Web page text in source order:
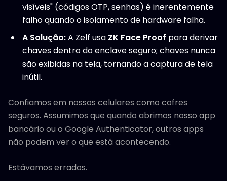
visíveis" (códigos OTP, senhas) é inerentemente
falho quando o isolamento de hardware falha.
A Solução:A Zelf usa ZK Face Proof para derivar
chaves dentro do enclave seguro; chaves nunca
são exibidas na tela, tornando a captura de tela
inútil.
Confiamos em nossos celulares como cofres
seguros. Assumimos que quando abrimos nosso app
bancário ou o Google Authenticator, outros apps
não podem ver o que está acontecendo.
Estávamos errados.